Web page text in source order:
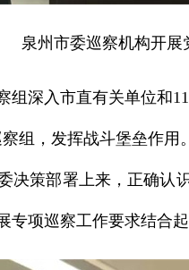
泉州市委巡察机构开展
组深入市直有关单位和
组，发挥战斗堡垒作
决策部署上来，正确
项巡察工作要求结合